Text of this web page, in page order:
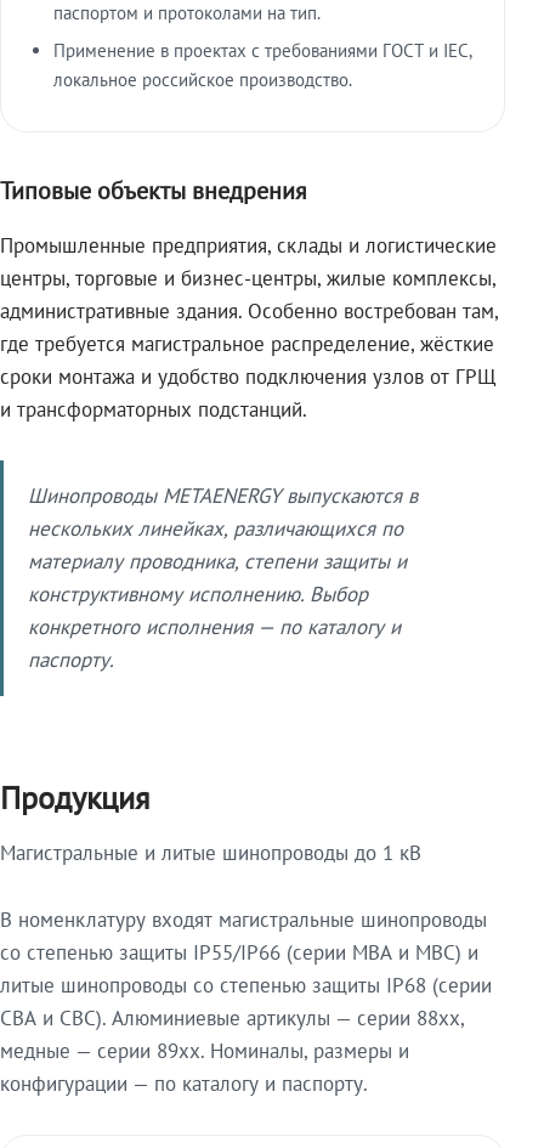
паспортом и протоколами на тип.
Применение в проектах с требованиями ГОСТ и IEC,
локальное российское производство.
Типовые объекты внедрения
Промышленные предприятия, склады и логистические
центры, торговые и бизнес-центры, жилые комплексы,
административные здания. Особенно востребован там,
где требуется магистральное распределение, жёсткие
сроки монтажа и удобство подключения узлов от ГРЩ
и трансформаторных подстанций.
Шинопроводы METAENERGY выпускаются в
нескольких линейках, различающихся по
материалу проводника, степени защиты и
конструктивному исполнению. Выбор
конкретного исполнения — по каталогу и
паспорту.
Продукция
Магистральные и литые шинопроводы до 1 кВ
В номенклатуру входят магистральные шинопроводы
со степенью защиты IP55/IP66 (серии МВА и МВС) и
литые шинопроводы со степенью защиты IP68 (серии
СВА и СВС). Алюминиевые артикулы — серии 88xx,
медные — серии 89xx. Номиналы, размеры и
конфигурации — по каталогу и паспорту.